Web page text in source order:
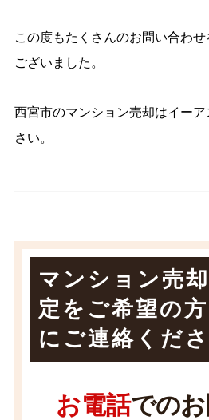
この度もたくさんのお問い合わ
ございました。
西宮市のマンション売却はイー
さい。
マンション売
定をご希望の
にご連絡くだ
お電話での